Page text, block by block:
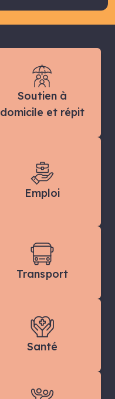
Soutien à
domicile et répit
Emploi
Transport
Santé